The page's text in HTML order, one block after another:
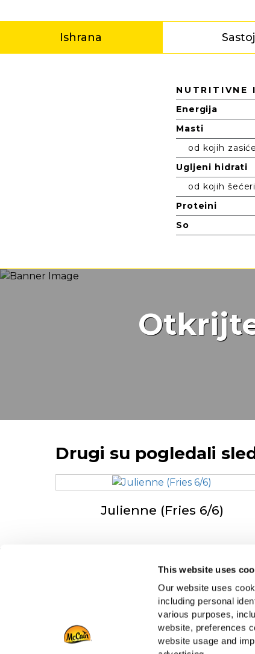
This website uses
Our website uses
including personal
various purposes,
website, preferences
website usage and
Ishrana
NUTRITIVNE
Energija
Masti
od kojih
Ugljeni hidrati
od kojih šećeri
Proteini
So
Drugi su pogledali
Julienne (Fries 6/6)
Robna marka
Inspiracija